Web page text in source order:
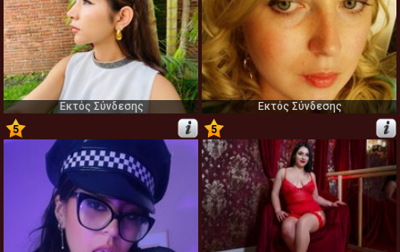
Εκτός Σύνδεσης
Εκτός Σύνδεσης
5
53
5
54